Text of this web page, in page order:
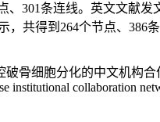
、301条连线。英文文献
，共得到264个节点、386条
破骨细胞分化的中文机构合
institutional collaboration